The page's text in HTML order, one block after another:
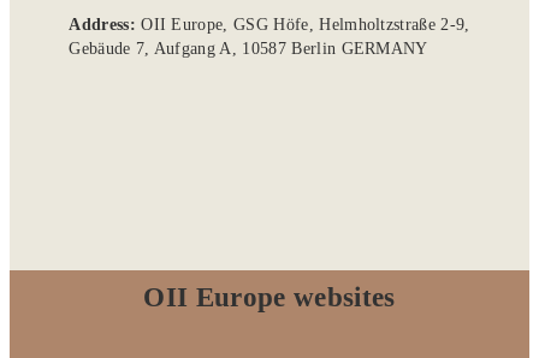
Address:OII Europe, GSG Höfe, Helmholtzstraße 2-9,
Gebäude 7, Aufgang A, 10587 Berlin GERMANY
OII Europe websites